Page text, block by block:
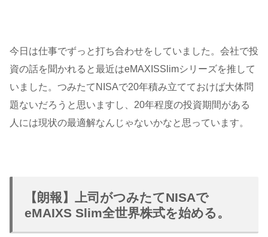
今日は仕事でずっと打ち合わせをしていました。会社で投
資の話を聞かれると最近はeMAXISSlimシリーズを推して
いました。つみたてNISAで20年積み立てておけば大体問
題ないだろうと思いますし、20年程度の投資期間がある
人には現状の最適解なんじゃないかなと思っています。
【朗報】上司がつみたてNISAで
eMAIXS Slim全世界株式を始める。